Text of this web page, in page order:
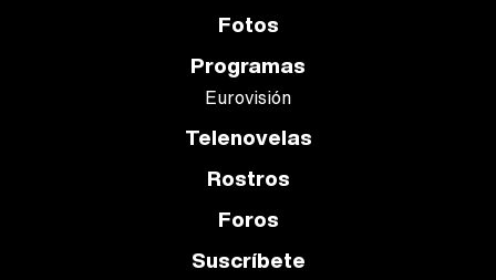
Fotos
Programas
Eurovisión
Telenovelas
Rostros
Foros
Suscríbete